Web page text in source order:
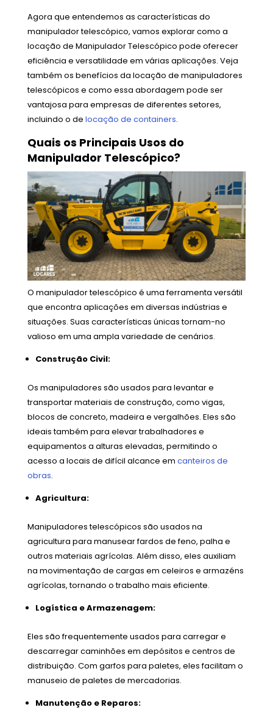
Agora que entendemos as características do
manipulador telescópico, vamos explorar como a
locação de Manipulador Telescópico pode oferecer
eficiência e versatilidade em várias aplicações. Veja
também os benefícios da locação de manipuladores
telescópicos e como essa abordagem pode ser
vantajosa para empresas de diferentes setores,
incluindo o de locação de containers.
Quais os Principais Usos do
Manipulador Telescópico?
O manipulador telescópico é uma ferramenta versátil
que encontra aplicações em diversas indústrias e
situações. Suas características únicas tornam-no
valioso em uma ampla variedade de cenários.
Construção Civil:
Os manipuladores são usados para levantar e
transportar materiais de construção, como vigas,
blocos de concreto, madeira e vergalhões. Eles são
ideais também para elevar trabalhadores e
equipamentos a alturas elevadas, permitindo o
acesso a locais de difícil alcance em canteiros de
obras.
Agricultura:
Manipuladores telescópicos são usados na
agricultura para manusear fardos de feno, palha e
outros materiais agrícolas. Além disso, eles auxiliam
na movimentação de cargas em celeiros e armazéns
agrícolas, tornando o trabalho mais eficiente.
Logística e Armazenagem:
Eles são frequentemente usados para carregar e
descarregar caminhões em depósitos e centros de
distribuição. Com garfos para paletes, eles facilitam o
manuseio de paletes de mercadorias.
Manutenção e Reparos: